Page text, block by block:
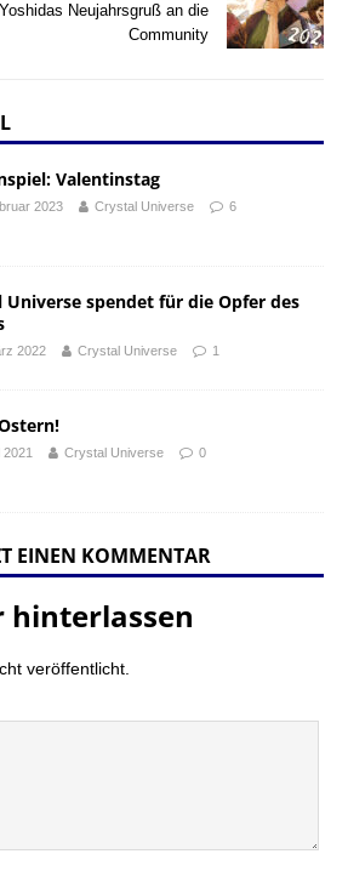
Neujahrsgruß an die
Community
Valentinstag
2023 Crystal Universe 6
Universe spendet für die Opfer des
2022 Crystal Universe 1
2021 Crystal Universe 0
EINEN KOMMENTAR
hinterlassen
veröffentlicht.